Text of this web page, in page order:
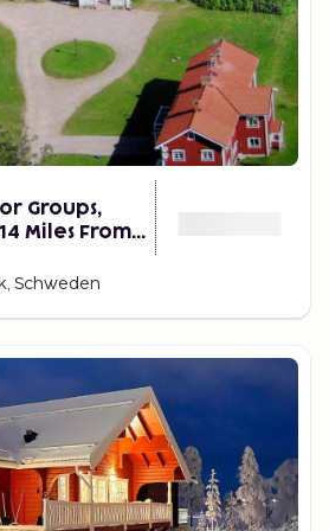
Restaurants und Hofläden
Spezialitäten wie
Käse und Fleisch vom
Hirsch erworben werden.
die lokalen Konditoreien für
Süßigkeiten und
Groups,
Miles From
Schweden